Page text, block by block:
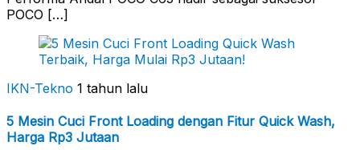
POCO […]
IKN-Tekno 1 tahun lalu
5 Mesin Cuci Front Loading dengan Fitur Quick Wash,
Harga Rp3 Jutaan